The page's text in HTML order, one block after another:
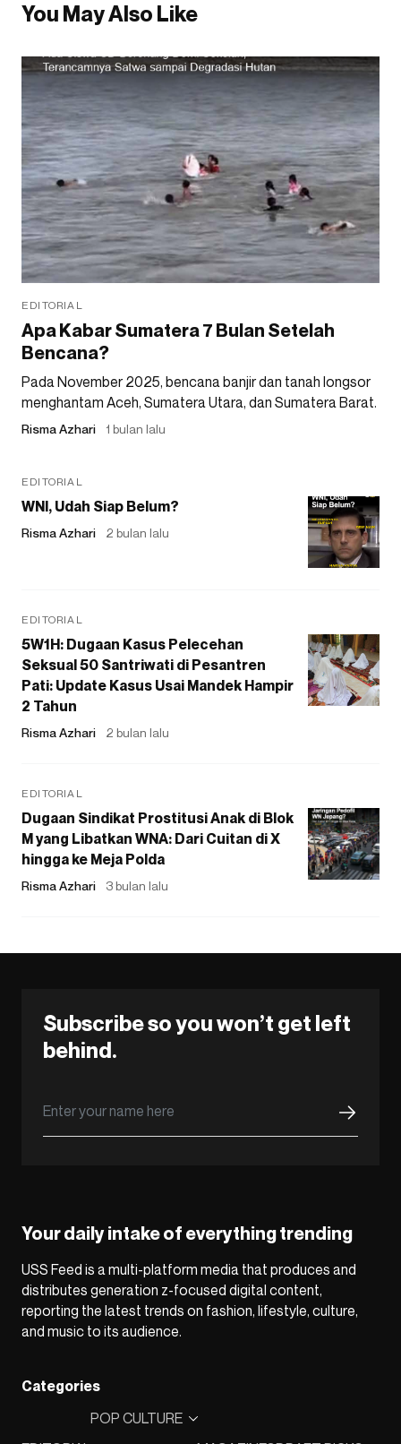
You May Also Like
EDITORIAL
Apa Kabar Sumatera 7 Bulan Setelah
Bencana?
Pada November 2025, bencana banjir dan tanah longsor
menghantam Aceh, Sumatera Utara, dan Sumatera Barat.
Risma Azhari 1 bulan lalu
EDITORIAL
WNI, Udah Siap Belum?
Risma Azhari 2 bulan lalu
EDITORIAL
5W1H: Dugaan Kasus Pelecehan
Seksual 50 Santriwati di Pesantren
Pati: Update Kasus Usai Mandek Hampir
2 Tahun
Risma Azhari 2 bulan lalu
EDITORIAL
Dugaan Sindikat Prostitusi Anak di Blok
M yang Libatkan WNA: Dari Cuitan di X
hingga ke Meja Polda
Risma Azhari 3 bulan lalu
Subscribe so you won’t get left
behind.
Your daily intake of everything trending
USS Feed is a multi-platform media that produces and
distributes generation z-focused digital content,
reporting the latest trends on fashion, lifestyle, culture,
and music to its audience.
Categories
POP CULTURE